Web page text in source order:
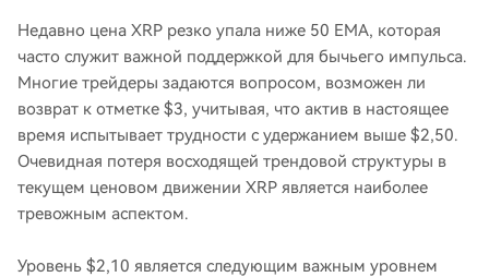
Недавно цена XRP резко упала ниже 50 EMA, которая
часто служит важной поддержкой для бычьего импульса.
Многие трейдеры задаются вопросом, возможен ли
возврат к отметке $3, учитывая, что актив в настоящее
время испытывает трудности с удержанием выше $2,50.
Очевидная потеря восходящей трендовой структуры в
текущем ценовом движении XRP является наиболее
тревожным аспектом.
Уровень $2,10 является следующим важным уровнем